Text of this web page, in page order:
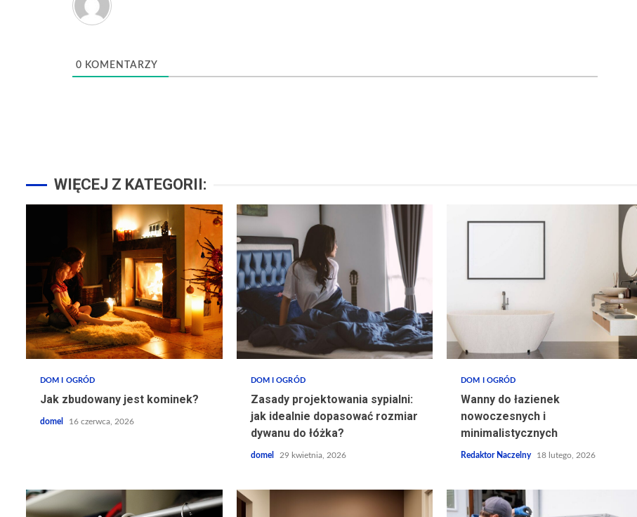
0 KOMENTARZY
WIĘCEJ Z KATEGORII:
DOM I OGRÓD
Jak zbudowany jest kominek?
domel 16 czerwca, 2026
DOM I OGRÓD
Zasady projektowania sypialni:
jak idealnie dopasować rozmiar
dywanu do łóżka?
domel 29 kwietnia, 2026
DOM I OGRÓD
Wanny do łazienek
nowoczesnych i
minimalistycznych
Redaktor Naczelny 18 lutego, 2026